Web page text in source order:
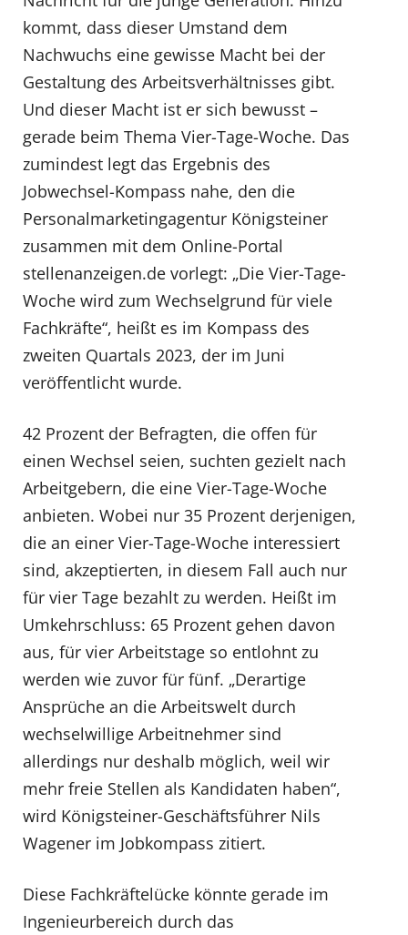
kommt, dass dieser Umstand dem
Nachwuchs eine gewisse Macht bei der
Gestaltung des Arbeitsverhältnisses gibt.
Und dieser Macht ist er sich bewusst –
gerade beim Thema Vier-Tage-Woche. Das
zumindest legt das Ergebnis des
Jobwechsel-Kompass nahe, den die
Personalmarketingagentur Königsteiner
zusammen mit dem Online-Portal
stellenanzeigen.de vorlegt: „Die Vier-Tage-
Woche wird zum Wechselgrund für viele
Fachkräfte“, heißt es im Kompass des
zweiten Quartals 2023, der im Juni
veröffentlicht wurde.
42 Prozent der Befragten, die offen für
einen Wechsel seien, suchten gezielt nach
Arbeitgebern, die eine Vier-Tage-Woche
anbieten. Wobei nur 35 Prozent derjenigen,
die an einer Vier-Tage-Woche interessiert
sind, akzeptierten, in diesem Fall auch nur
für vier Tage bezahlt zu werden. Heißt im
Umkehrschluss: 65 Prozent gehen davon
aus, für vier Arbeitstage so entlohnt zu
werden wie zuvor für fünf. „Derartige
Ansprüche an die Arbeitswelt durch
wechselwillige Arbeitnehmer sind
allerdings nur deshalb möglich, weil wir
mehr freie Stellen als Kandidaten haben“,
wird Königsteiner-Geschäftsführer Nils
Wagener im Jobkompass zitiert.
Diese Fachkräftelücke könnte gerade im
Ingenieurbereich durch das